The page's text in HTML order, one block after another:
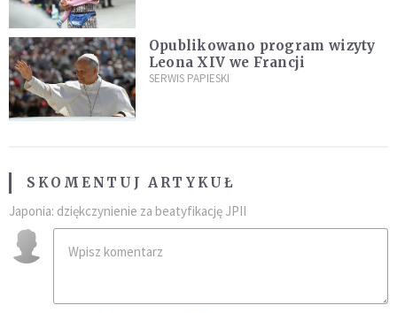
Opublikowano program wizyty
Leona XIV we Francji
SERWIS PAPIESKI
SKOMENTUJ ARTYKUŁ
Japonia: dziękczynienie za beatyfikację JPII